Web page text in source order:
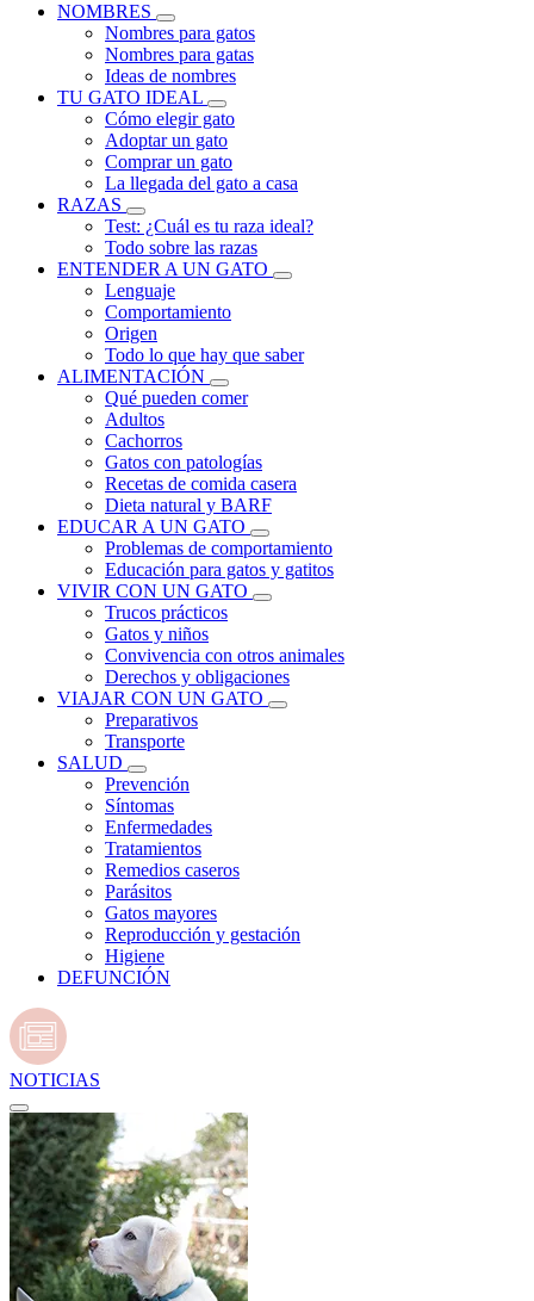
NOMBRES
Nombres para gatos
Nombres para gatas
Ideas de nombres
TU GATO IDEAL
Cómo elegir gato
Adoptar un gato
Comprar un gato
La llegada del gato a casa
RAZAS
Test: ¿Cuál es tu raza ideal?
Todo sobre las razas
ENTENDER A UN GATO
Lenguaje
Comportamiento
Origen
Todo lo que hay que saber
ALIMENTACIÓN
Qué pueden comer
Adultos
Cachorros
Gatos con patologías
Recetas de comida casera
Dieta natural y BARF
EDUCAR A UN GATO
Problemas de comportamiento
Educación para gatos y gatitos
VIVIR CON UN GATO
Trucos prácticos
Gatos y niños
Convivencia con otros animales
Derechos y obligaciones
VIAJAR CON UN GATO
Preparativos
Transporte
SALUD
Prevención
Síntomas
Enfermedades
Tratamientos
Remedios caseros
Parásitos
Gatos mayores
Reproducción y gestación
Higiene
DEFUNCIÓN
NOTICIAS